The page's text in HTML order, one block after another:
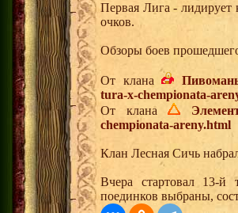
Первая Лига - лидирует
очков.
Обзоры боев
От клана
tura-x-chempionata-
От клана
chempionata-areny.html
Клан Лесная Сичь
Вчера стартовал 13-
поединков выбраны,